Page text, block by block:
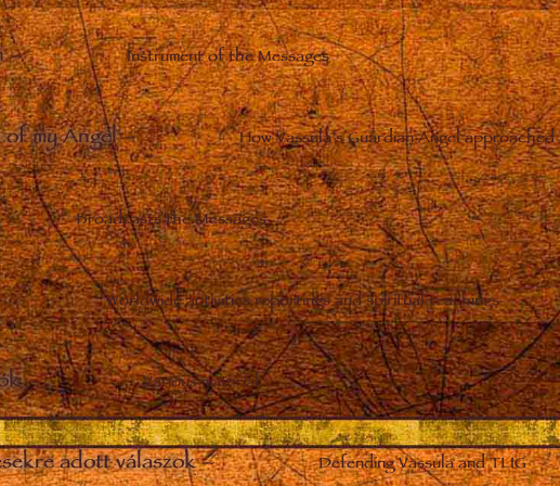
– Instrument of the Messages
my Angel– How Vassula’s Guardian Angel
Broadcasts the Messages
Worldwide activities reportings and spiritual teachings
– Various material
adott válaszok– Defending Vassula and TLIG